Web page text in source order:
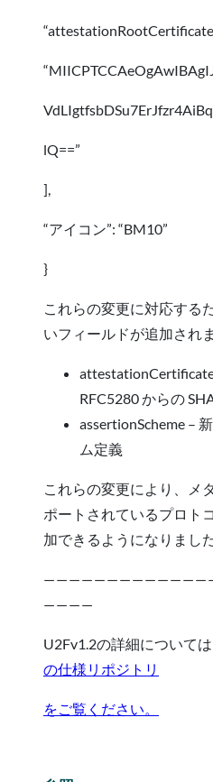
lQ==”
],
“アイコン”: “BM10”
}
これらの変更に対応する
いフィールドが追加され
RFC5280 からの
assertionScheme –
ム定義
これらの変更により、メ
ポートされているプロト
加できるようになりました
— — — — — — — — — — — — —
— — — —
U2Fv1.2の詳細については
の仕様リポジトリ
をご覧ください。